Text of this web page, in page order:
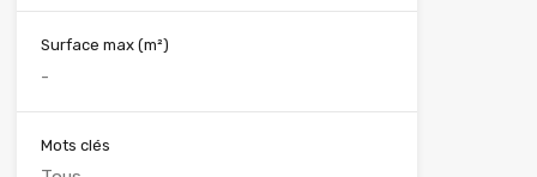
Surface max (m²)
Mots clés